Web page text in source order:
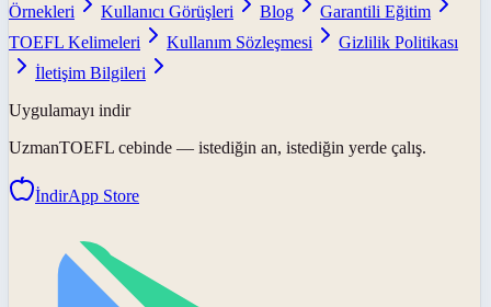
Örnekleri
Kullanıcı Görüşleri Blog
Garantili Eğitim
TOEFL Kelimeleri
Kullanım Sözleşmesi
Gizlilik Politikası
İletişim Bilgileri
Uygulamayı indir
UzmanTOEFL cebinde — istediğin an, istediğin yerde çalış.
İndirApp Store